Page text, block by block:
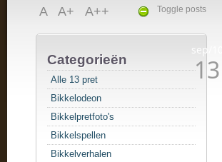
Toggle posts
A A+ A++
Categorieën
Alle 13 pret
Bikkelodeon
Bikkelpretfoto's
Bikkelspellen
Bikkelverhalen
sep/10
13